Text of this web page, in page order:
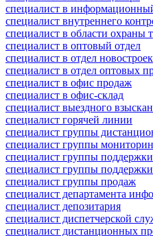
специалист в
специалист внутреннего
специалист в области охраны
специалист в оптовый отдел
специалист в отдел новостроек
специалист в отдел оптовых
специалист в офис продаж
специалист в офис-склад
специалист выездного
специалист горячей линии
специалист группы
специалист группы
специалист группы поддержки
специалист группы
специалист группы продаж
специалист департамента
специалист депозитария
специалист диспетчерской
специалист дистанционных